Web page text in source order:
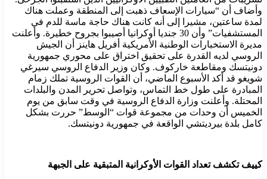
وأضاف أن “سيارات الإسعاف ذهبت إلى المنطقة وعملت هناك
لمدة ساعتين، مشيرا إلى أنه كانت هناك حاجة ماسة للدم في
المستشفيات” وأن 30 جنديا أوكرانيا أصيبوا بجروح خطيرة. وأعلنت
مديرة الاستخبارات الوطنية الأمريكية أفريل هاينز أن الجيش
الروسي لديه القدرة على تحقيق اختراق على محوري جمهورية
دونيتسك ومقاطعة خاركوف. وكان وزير الدفاع الروسي سيرغي
شويغو قد أكد الأسبوع الماضي، أن القوات الروسية تملك زمام
المبادرة على طول خط التماس، وتواصل تحرير المدن والبلدات
المحتلة. وأعلنت وزارة الدفاع الروسية في وقت سابق من يوم
الخميس أن وحدات من مجموعة قوات “الوسط” حررت بشكل
كامل بلدة بيرديتشي الواقعة في جمهورية دونيتسك.
كييف تكشف تعداد القوات الأوكرانية المتبقية على الجبهة